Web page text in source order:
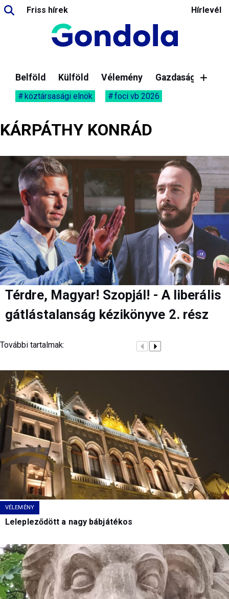
Friss hírek Hírlevél
Belföld Külföld Vélemény Gazdaság
köztársasági elnök foci vb 2026
KÁRPÁTHY KONRÁD
Térdre, Magyar! Szopjál! - A liberális
gátlástalanság kézikönyve 2. rész
További tartalmak:
VÉLEMÉNY
Lelepleződött a nagy bábjátékos